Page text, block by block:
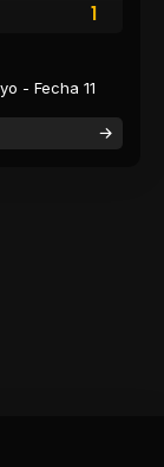
1
- Fecha 11